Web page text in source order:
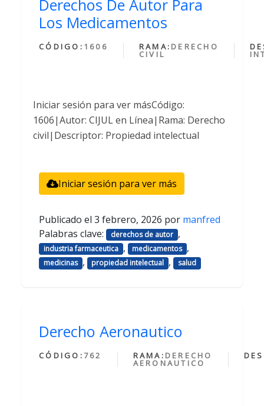
Derechos De Autor Para
Los Medicamentos
CÓDIGO: 1606 RAMA: DERECHO
CIVIL
Iniciar sesión para ver másCódigo:
1606|Autor: CIJUL en Línea|Rama: Derecho
civil|Descriptor: Propiedad intelectual
Iniciar sesión para ver más
Publicado el 3 febrero, 2026 por manfred
Palabras clave:
derechos de autor ,
industria farmaceutica , medicamentos ,
medicinas , propiedad intelectual , salud
Derecho Aeronautico
CÓDIGO: 762 RAMA: DERECHO
AERONAUTICO